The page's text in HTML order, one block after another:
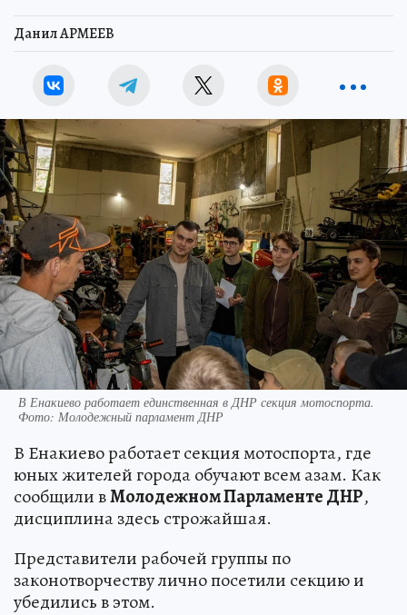
Данил АРМЕЕВ
В Енакиево работает единственная в ДНР секция мотоспорта.
Фото: Молодежный парламент ДНР
В Енакиево работает секция мотоспорта, где
юных жителей города обучают всем азам. Как
сообщили вМолодежном Парламенте ДНР,
дисциплина здесь строжайшая.
Представители рабочей группы по
законотворчеству лично посетили секцию и
убедились в этом.